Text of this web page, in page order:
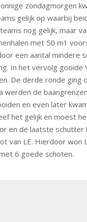
zondagmorgen
gelijk op waarbij
nog gelijk, maar
met 50 m1
een aantal mindere
In het vervolg gooide
De derde ronde ging
werden de
en even later
het gelijk en moest
en de laatste
van LE. Hierdoor won
6 goede schoten.